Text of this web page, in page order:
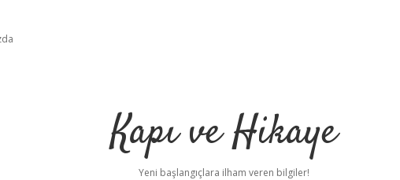
Kapı ve Hikaye
Yeni başlangıçlara ilham veren bilgiler!